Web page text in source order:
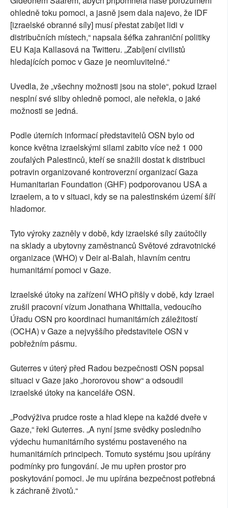
ohledně toku pomoci, a jasně jsem dala najevo, že IDF
[izraelské obranné síly] musí přestat zabíjet lidi v
distribučních místech,“ napsala šéfka zahraniční politiky
EU Kaja Kallasová na Twitteru. „Zabíjení civilistů
hledajících pomoc v Gaze je neomluvitelné.“
Uvedla, že „všechny možnosti jsou na stole“, pokud Izrael
nesplní své sliby ohledně pomoci, ale neřekla, o jaké
možnosti se jedná.
Podle úterních informací představitelů OSN bylo od
konce května izraelskými silami zabito více než 1 000
zoufalých Palestinců, kteří se snažili dostat k distribuci
potravin organizované kontroverzní organizací Gaza
Humanitarian Foundation (GHF) podporovanou USA a
Izraelem, a to v situaci, kdy se na palestinském území šíří
hladomor.
Tyto výroky zazněly v době, kdy izraelské síly zaútočily
na sklady a ubytovny zaměstnanců Světové zdravotnické
organizace (WHO) v Deir al-Balah, hlavním centru
humanitární pomoci v Gaze.
Izraelské útoky na zařízení WHO přišly v době, kdy Izrael
zrušil pracovní vízum Jonathana Whittalla, vedoucího
Úřadu OSN pro koordinaci humanitárních záležitostí
(OCHA) v Gaze a nejvyššího představitele OSN v
pobřežním pásmu.
Guterres v úterý před Radou bezpečnosti OSN popsal
situaci v Gaze jako „hororovou show“ a odsoudil
izraelské útoky na kanceláře OSN.
„Podvýživa prudce roste a hlad klepe na každé dveře v
Gaze,“ řekl Guterres. „A nyní jsme svědky posledního
výdechu humanitárního systému postaveného na
humanitárních principech. Tomuto systému jsou upírány
podmínky pro fungování. Je mu upřen prostor pro
poskytování pomoci. Je mu upírána bezpečnost potřebná
k záchraně životů.“